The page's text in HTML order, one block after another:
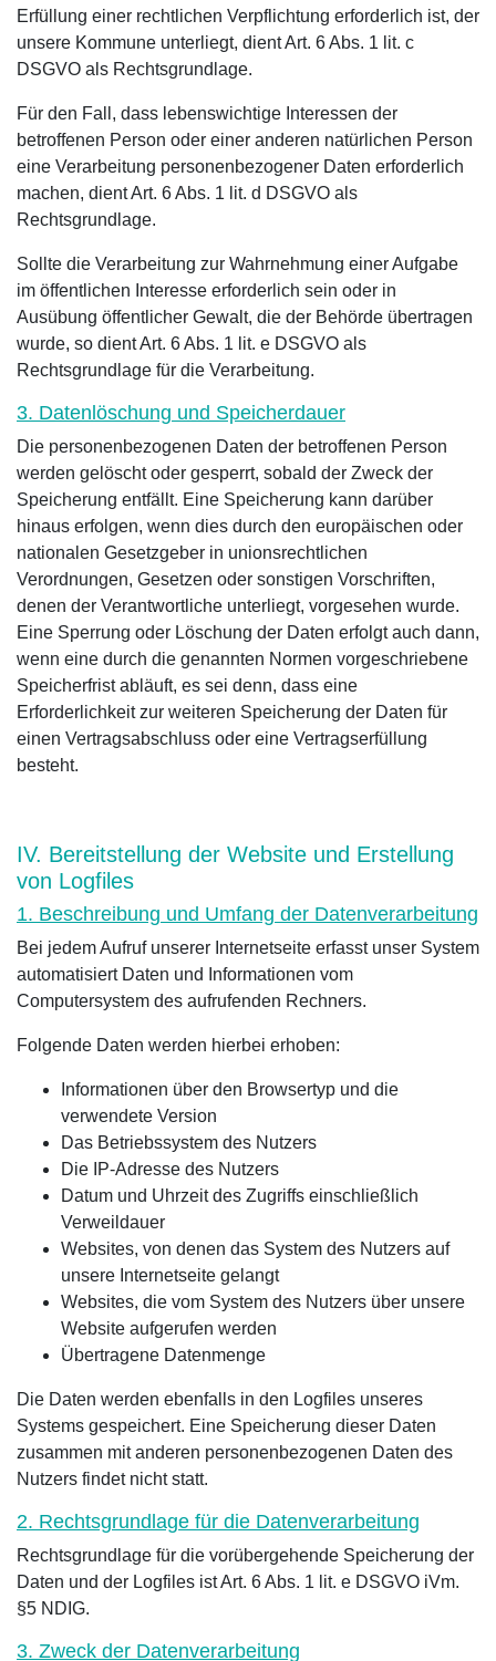
Erfüllung einer rechtlichen Verpflichtung erforderlich ist, der
unsere Kommune unterliegt, dient Art. 6 Abs. 1 lit. c
DSGVO als Rechtsgrundlage.
Für den Fall, dass lebenswichtige Interessen der
betroffenen Person oder einer anderen natürlichen Person
eine Verarbeitung personenbezogener Daten erforderlich
machen, dient Art. 6 Abs. 1 lit. d DSGVO als
Rechtsgrundlage.
Sollte die Verarbeitung zur Wahrnehmung einer Aufgabe
im öffentlichen Interesse erforderlich sein oder in
Ausübung öffentlicher Gewalt, die der Behörde übertragen
wurde, so dient Art. 6 Abs. 1 lit. e DSGVO als
Rechtsgrundlage für die Verarbeitung.
3. Datenlöschung und Speicherdauer
Die personenbezogenen Daten der betroffenen Person
werden gelöscht oder gesperrt, sobald der Zweck der
Speicherung entfällt. Eine Speicherung kann darüber
hinaus erfolgen, wenn dies durch den europäischen oder
nationalen Gesetzgeber in unionsrechtlichen
Verordnungen, Gesetzen oder sonstigen Vorschriften,
denen der Verantwortliche unterliegt, vorgesehen wurde.
Eine Sperrung oder Löschung der Daten erfolgt auch dann,
wenn eine durch die genannten Normen vorgeschriebene
Speicherfrist abläuft, es sei denn, dass eine
Erforderlichkeit zur weiteren Speicherung der Daten für
einen Vertragsabschluss oder eine Vertragserfüllung
besteht.
IV. Bereitstellung der Website und Erstellung
von Logfiles
1. Beschreibung und Umfang der Datenverarbeitung
Bei jedem Aufruf unserer Internetseite erfasst unser System
automatisiert Daten und Informationen vom
Computersystem des aufrufenden Rechners.
Folgende Daten werden hierbei erhoben:
Informationen über den Browsertyp und die
verwendete Version
Das Betriebssystem des Nutzers
Die IP-Adresse des Nutzers
Datum und Uhrzeit des Zugriffs einschließlich
Verweildauer
Websites, von denen das System des Nutzers auf
unsere Internetseite gelangt
Websites, die vom System des Nutzers über unsere
Website aufgerufen werden
Übertragene Datenmenge
Die Daten werden ebenfalls in den Logfiles unseres
Systems gespeichert. Eine Speicherung dieser Daten
zusammen mit anderen personenbezogenen Daten des
Nutzers findet nicht statt.
2. Rechtsgrundlage für die Datenverarbeitung
Rechtsgrundlage für die vorübergehende Speicherung der
Daten und der Logfiles ist Art. 6 Abs. 1 lit. e DSGVO iVm.
§5 NDIG.
3. Zweck der Datenverarbeitung